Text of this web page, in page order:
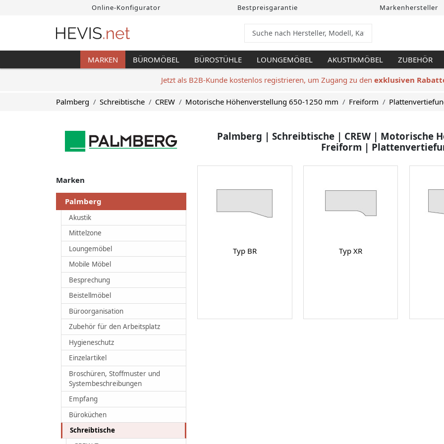
Online-Konfigurator Bestpreisgarantie Markenhersteller
MARKEN BÜROMÖBEL BÜROSTÜHLE LOUNGEMÖBEL AKUSTIKMÖBEL ZUBEHÖR
Jetzt als B2B-Kunde kostenlos registrieren, um Zugang zu den exklusiven
Palmberg Schreibtische CREW Motorische Höhenverstellung 650-1250 mm Freiform
Marken
Palmberg
Akustik
Mittelzone
Loungemöbel
Mobile Möbel
Besprechung
Beistellmöbel
Büroorganisation
Zubehör für den Arbeitsplatz
Hygieneschutz
Einzelartikel
Broschüren, Stoffmuster und
Systembeschreibungen
Empfang
Büroküchen
Schreibtische
Palmberg | Schreibtische | CREW | Motorische
Freiform |
Typ BR Typ XR